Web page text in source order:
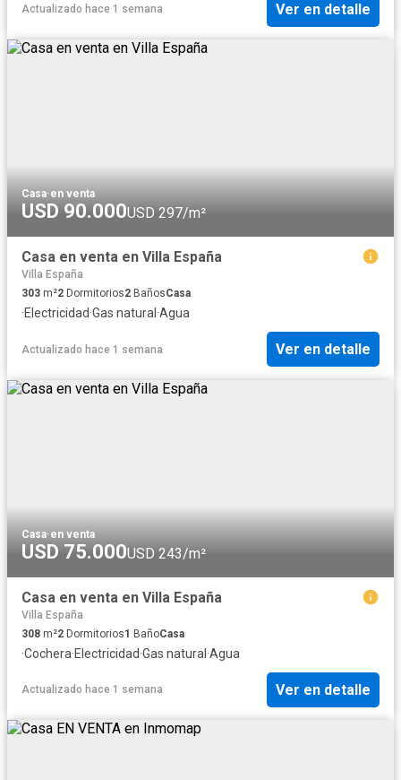
Actualizado hace 1 semana Ver en detalle
Casa·en venta
USD 90.000USD 297/m²
Casa en venta en Villa España
Villa España
303 m²2 Dormitorios2 BañosCasa
·Electricidad·Gas natural ·Agua
Actualizado hace 1 semana Ver en detalle
Casa·en venta
USD 75.000USD 243/m²
Casa en venta en Villa España
Villa España
308 m²2 Dormitorios1 BañoCasa
·Cochera·Electricidad·Gas natural·Agua
Actualizado hace 1 semana Ver en detalle